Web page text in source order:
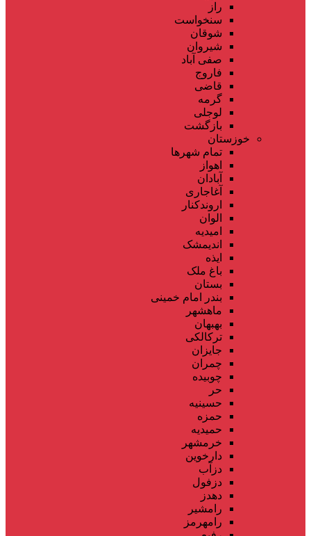
راز
سنخواست
شوقان
شیروان
صفی آباد
فاروج
قاضی
گرمه
لوجلی
بازگشت
خوزستان
تمام شهر‌ها
اهواز
آبادان
آغاجاری
اروندکنار
الوان
امیدیه
اندیمشک
ایذه
باغ ملک
بستان
بندر امام خمینی
ماهشهر
بهبهان
ترکالکی
جایزان
چمران
چوبیده
حر
حسینیه
حمزه
حمیدیه
خرمشهر
دارخوین
دزآب
دزفول
دهدز
رامشیر
رامهرمز